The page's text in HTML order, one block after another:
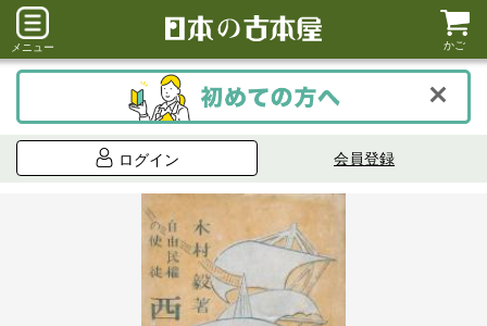
メニュー かご
ログイン 会員登録